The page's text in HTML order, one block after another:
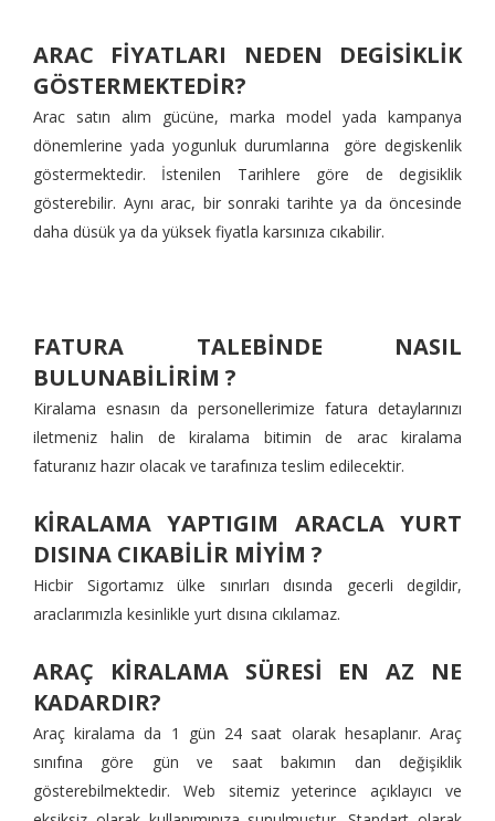
ARAC FİYATLARI NEDEN DEGİSİKLİK
GÖSTERMEKTEDİR?
Arac satın alım gücüne, marka model yada kampanya
dönemlerine yada yogunluk durumlarına göre degiskenlik
göstermektedir. İstenilen Tarihlere göre de degisiklik
gösterebilir. Aynı arac, bir sonraki tarihte ya da öncesinde
daha düsük ya da yüksek fiyatla karsınıza cıkabilir.
FATURA TALEBİNDE NASIL
BULUNABİLİRİM ?
Kiralama esnasın da personellerimize fatura detaylarınızı
iletmeniz halin de kiralama bitimin de arac kiralama
faturanız hazır olacak ve tarafınıza teslim edilecektir.
KİRALAMA YAPTIGIM ARACLA YURT
DISINA CIKABİLİR MİYİM ?
Hicbir Sigortamız ülke sınırları dısında gecerli degildir,
araclarımızla kesinlikle yurt dısına cıkılamaz.
ARAÇ KİRALAMA SÜRESİ EN AZ NE
KADARDIR?
Araç kiralama da 1 gün 24 saat olarak hesaplanır. Araç
sınıfına göre gün ve saat bakımın dan değişiklik
gösterebilmektedir. Web sitemiz yeterince açıklayıcı ve